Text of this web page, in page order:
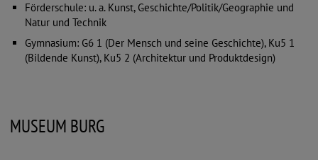
Förderschule: u. a. Kunst, Geschichte/Politik/Geographie und
Natur und Technik
Gymnasium: G6 1 (Der Mensch und seine Geschichte), Ku5 1
(Bildende Kunst), Ku5 2 (Architektur und Produktdesign)
MUSEUM BURG